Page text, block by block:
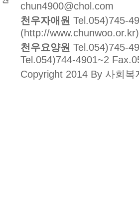
chun4900@chol.com
천우자애원 Tel.054)745-
(http://www.chunwoo.or.kr)
천우요양원 Tel.054)745-
Tel.054)744-4901~2
Copyright 2014 By 사회